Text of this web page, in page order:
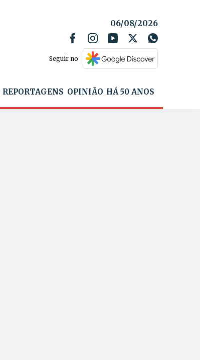
06/08/2026
Seguir no
REPORTAGENS OPINIÃO HÁ 50 ANOS